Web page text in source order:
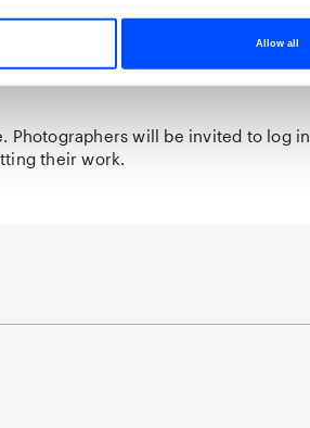
Allow all
BredaPhoto 2022
Photographers will be invited to log in
their work.